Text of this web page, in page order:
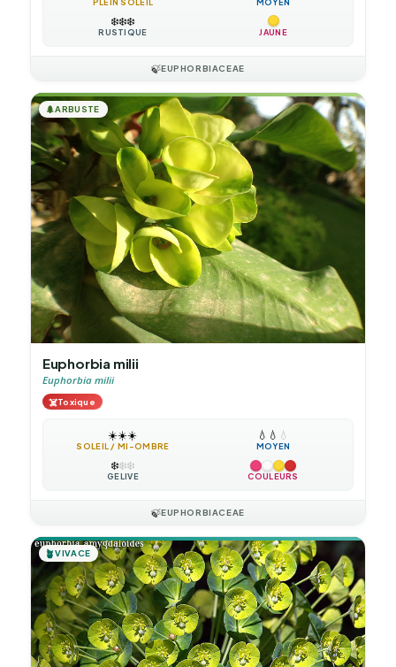
❄️❄️❄️
RUSTIQUE JAUNE
🍃EUPHORBIACEAE
🌲ARBUSTE
Euphorbia milii
Euphorbia milii
☠️Toxique
☀️☀️☀️
SOLEIL / MI-OMBRE
💧 💧 💧
MOYEN
❄️❄️❄️
GÉLIVE COULEURS
🍃EUPHORBIACEAE
🪴VIVACE